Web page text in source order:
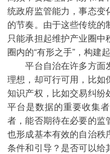
统政府监管能力，事态
的节奏。由于这些传统
只能承担起维护产业圈
圈内的“有形之手”，构建
平台自治在许多方面
理想，却可行可用，比如
知识产权，比如交易纠纷
平台是数据的重要收集
者，能否期待在必要的
也形成基本有效的自治秩
条件和引导？是否可以